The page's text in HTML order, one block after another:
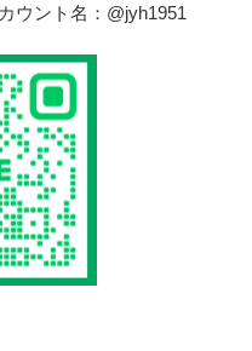
ウント名：@jyh1951